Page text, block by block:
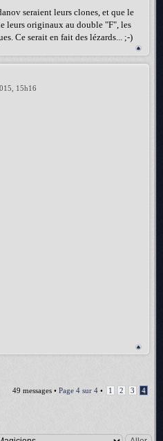
seraient leurs clones, et que le
leurs originaux au double "F", les
Ce serait en fait des lézards... ;-)
15h16
49 messages • Page 4 sur 4 • 1 2 3 4